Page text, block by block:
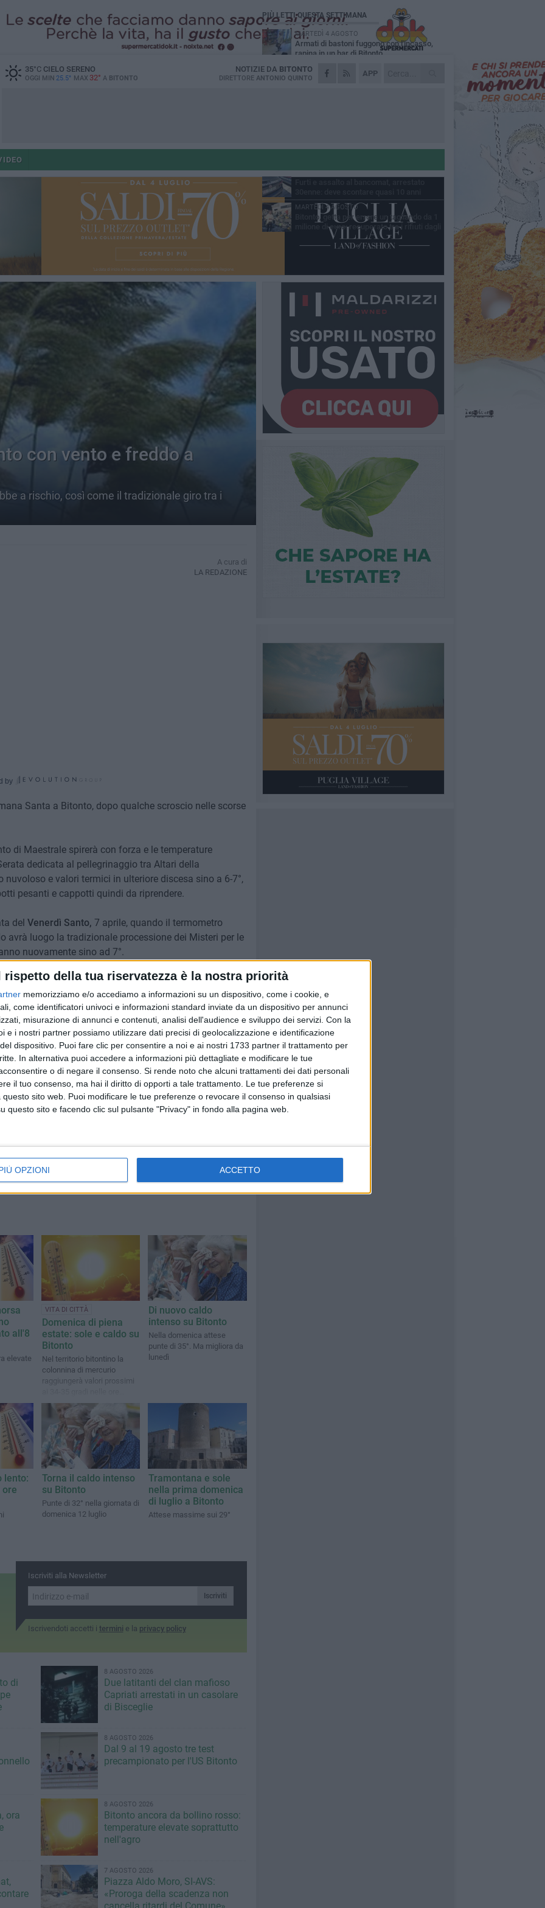
rispetto della tua riservatezza è la nostra priorità
memorizziamo e/o accediamo a informazioni su un dispositivo, come i cookie, e
come identificatori univoci e informazioni standard inviate da un dispositivo per annunci
misurazione di annunci e contenuti, analisi dell'audience e sviluppo dei servizi. Con la
e i nostri partner possiamo utilizzare dati precisi di geolocalizzazione e identificazione
dispositivo. Puoi fare clic per consentire a noi e ai nostri 1733 partner il trattamento per
In alternativa puoi accedere a informazioni più dettagliate e modificare le tue
o di negare il consenso. Si rende noto che alcuni trattamenti dei dati personali
il tuo consenso, ma hai il diritto di opporti a tale trattamento. Le tue preferenze si
sito web. Puoi modificare le tue preferenze o revocare il consenso in qualsiasi
questo sito e facendo clic sul pulsante "Privacy" in fondo alla pagina web.
OPZIONI ACCETTO
35°CCIELO SERENO
OGGI MIN 25.5° MAX 32° A BITONTO
APP
NOTIZIE DA BITONTO
DIRETTORE ANTONIO QUINTO
con vento e freddo a
a rischio, così come il tradizionale giro tra i
A cura di
LA REDAZIONE
by
Santa a Bitonto, dopo qualche scroscio nelle scorse
di Maestrale spirerà con forza e le temperature
dedicata al pellegrinaggio tra Altari della
e valori termici in ulteriore discesa sino a 6-7°,
pesanti e cappotti quindi da riprendere.
del Venerdì Santo, 7 aprile, quando il termometro
avrà luogo la tradizionale processione dei Misteri per le
nuovamente sino ad 7°.
invece, la prima parte della giornata di Pasqua, ma
con il meteo del sabato notte.
BITONTO
9 AGOSTO 2026
Leggero refrigerio su Bitonto: si
alza il Maestrale
all'8
elevate
VITA DI CITTÀ
Domenica di piena
estate: sole e caldo su
Bitonto
Nel territorio bitontino la
colonnina di mercurio
raggiungerà valori prossimi
centrali della giornata
Di nuovo caldo
intenso su Bitonto
Nella domenica attese
punte di 35°. Ma migliora da
lunedì
lento:
ore
Torna il caldo intenso
su Bitonto
Punte di 32° nella giornata di
domenica 12 luglio
Tramontana e sole
nella prima domenica
di luglio a Bitonto
Attese massime sui 29°
Iscriviti alla Newsletter
Iscriviti
Iscrivendoti accetti i termini e la privacy policy
di
8 AGOSTO 2026
Due latitanti del clan mafioso
Capriati arrestati in un casolare
di Bisceglie
8 AGOSTO 2026
Dal 9 al 19 agosto tre test
precampionato per l'US Bitonto
ora
8 AGOSTO 2026
Bitonto ancora da bollino rosso:
temperature elevate soprattutto
nell'agro
7 AGOSTO 2026
Piazza Aldo Moro, SI-AVS:
«Proroga della scadenza non
PIÙ LETTI QUESTA SETTIMANA
MARTEDÌ 4 AGOSTO
Armati di bastoni fuggono con l'incasso,
rapina in un bar di Bitonto
LUNEDÌ 3 AGOSTO
Antonella Aresta: «La Puglia è un set a
Fratelli d'Italia Bitonto: «Vicinanza alla
VENERDÌ 7 AGOSTO
MARTEDÌ 4 AGOSTO
Bitonto, getta per errore un tagliando da 1
milione di euro: recuperato tra i rifiuti dagli